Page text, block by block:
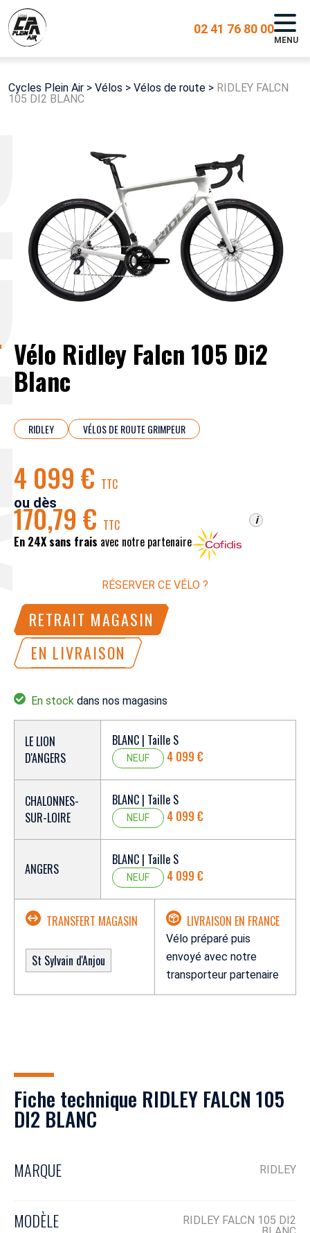
02 41 76 80 00
MENU
Cycles Plein Air > Vélos > Vélos de route > RIDLEY FALCN
105 DI2 BLANC
Vélo Ridley Falcn 105 Di2
Blanc
RIDLEY VÉLOS DE ROUTE GRIMPEUR
4 099 € TTC
ou dès
170,79 € TTC
En 24X sans frais avec notre partenaire
i
RÉSERVER CE VÉLO ?
RETRAIT MAGASIN
EN LIVRAISON
En stock dans nos magasins
LE LION
D'ANGERS
BLANC | Taille S
NEUF 4 099 €
CHALONNES-
SUR-LOIRE
BLANC | Taille S
NEUF 4 099 €
ANGERS
BLANC | Taille S
NEUF 4 099 €
TRANSFERT MAGASIN
St Sylvain d'Anjou
LIVRAISON EN FRANCE
Vélo préparé puis
envoyé avec notre
transporteur partenaire
Fiche technique RIDLEY FALCN 105
DI2 BLANC
MARQUE RIDLEY
MODÈLE
RIDLEY FALCN 105 DI2